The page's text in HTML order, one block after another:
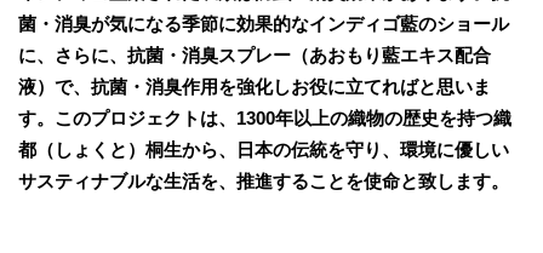
菌・消臭が気になる季節に効果的なインディゴ藍のショール
に、さらに、抗菌・消臭スプレー（あおもり藍エキス配合
液）で、抗菌・消臭作用を強化しお役に立てればと思いま
す。このプロジェクトは、1300年以上の織物の歴史を持つ織
都（しょくと）桐生から、日本の伝統を守り、環境に優しい
サスティナブルな生活を、推進することを使命と致します。